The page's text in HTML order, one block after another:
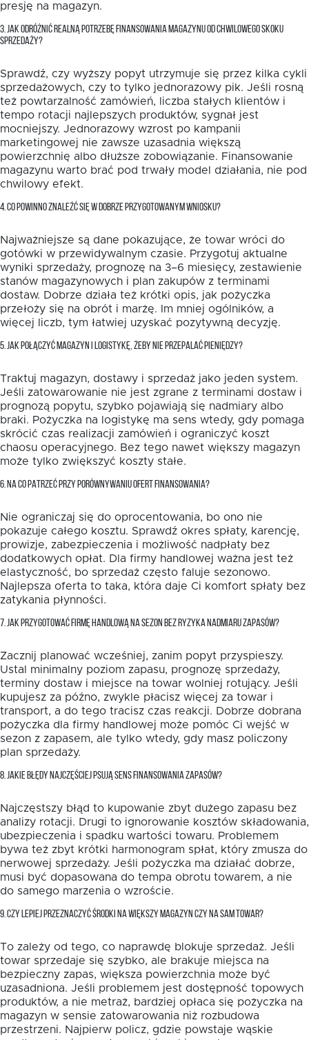
presję na magazyn.
3. JAK ODRÓŻNIĆ REALNĄ POTRZEBĘ FINANSOWANIA MAGAZYNU OD CHWILOWEGO SKOKU
SPRZEDAŻY?
Sprawdź, czy wyższy popyt utrzymuje się przez kilka cykli
sprzedażowych, czy to tylko jednorazowy pik. Jeśli rosną
też powtarzalność zamówień, liczba stałych klientów i
tempo rotacji najlepszych produktów, sygnał jest
mocniejszy. Jednorazowy wzrost po kampanii
marketingowej nie zawsze uzasadnia większą
powierzchnię albo dłuższe zobowiązanie. Finansowanie
magazynu warto brać pod trwały model działania, nie pod
chwilowy efekt.
4. CO POWINNO ZNALEŹĆ SIĘ W DOBRZE PRZYGOTOWANYM WNIOSKU?
Najważniejsze są dane pokazujące, że towar wróci do
gotówki w przewidywalnym czasie. Przygotuj aktualne
wyniki sprzedaży, prognozę na 3–6 miesięcy, zestawienie
stanów magazynowych i plan zakupów z terminami
dostaw. Dobrze działa też krótki opis, jak pożyczka
przełoży się na obrót i marżę. Im mniej ogólników, a
więcej liczb, tym łatwiej uzyskać pozytywną decyzję.
5. JAK POŁĄCZYĆ MAGAZYN I LOGISTYKĘ, ŻEBY NIE PRZEPALAĆ PIENIĘDZY?
Traktuj magazyn, dostawy i sprzedaż jako jeden system.
Jeśli zatowarowanie nie jest zgrane z terminami dostaw i
prognozą popytu, szybko pojawiają się nadmiary albo
braki. Pożyczka na logistykę ma sens wtedy, gdy pomaga
skrócić czas realizacji zamówień i ograniczyć koszt
chaosu operacyjnego. Bez tego nawet większy magazyn
może tylko zwiększyć koszty stałe.
6. NA CO PATRZEĆ PRZY PORÓWNYWANIU OFERT FINANSOWANIA?
Nie ograniczaj się do oprocentowania, bo ono nie
pokazuje całego kosztu. Sprawdź okres spłaty, karencję,
prowizje, zabezpieczenia i możliwość nadpłaty bez
dodatkowych opłat. Dla firmy handlowej ważna jest też
elastyczność, bo sprzedaż często faluje sezonowo.
Najlepsza oferta to taka, która daje Ci komfort spłaty bez
zatykania płynności.
7. JAK PRZYGOTOWAĆ FIRMĘ HANDLOWĄ NA SEZON BEZ RYZYKA NADMIARU ZAPASÓW?
Zacznij planować wcześniej, zanim popyt przyspieszy.
Ustal minimalny poziom zapasu, prognozę sprzedaży,
terminy dostaw i miejsce na towar wolniej rotujący. Jeśli
kupujesz za późno, zwykle płacisz więcej za towar i
transport, a do tego tracisz czas reakcji. Dobrze dobrana
pożyczka dla firmy handlowej może pomóc Ci wejść w
sezon z zapasem, ale tylko wtedy, gdy masz policzony
plan sprzedaży.
8. JAKIE BŁĘDY NAJCZĘŚCIEJ PSUJĄ SENS FINANSOWANIA ZAPASÓW?
Najczęstszy błąd to kupowanie zbyt dużego zapasu bez
analizy rotacji. Drugi to ignorowanie kosztów składowania,
ubezpieczenia i spadku wartości towaru. Problemem
bywa też zbyt krótki harmonogram spłat, który zmusza do
nerwowej sprzedaży. Jeśli pożyczka ma działać dobrze,
musi być dopasowana do tempa obrotu towarem, a nie
do samego marzenia o wzroście.
9. CZY LEPIEJ PRZEZNACZYĆ ŚRODKI NA WIĘKSZY MAGAZYN CZY NA SAM TOWAR?
To zależy od tego, co naprawdę blokuje sprzedaż. Jeśli
towar sprzedaje się szybko, ale brakuje miejsca na
bezpieczny zapas, większa powierzchnia może być
uzasadniona. Jeśli problemem jest dostępność topowych
produktów, a nie metraż, bardziej opłaca się pożyczka na
magazyn w sensie zatowarowania niż rozbudowa
przestrzeni. Najpierw policz, gdzie powstaje wąskie